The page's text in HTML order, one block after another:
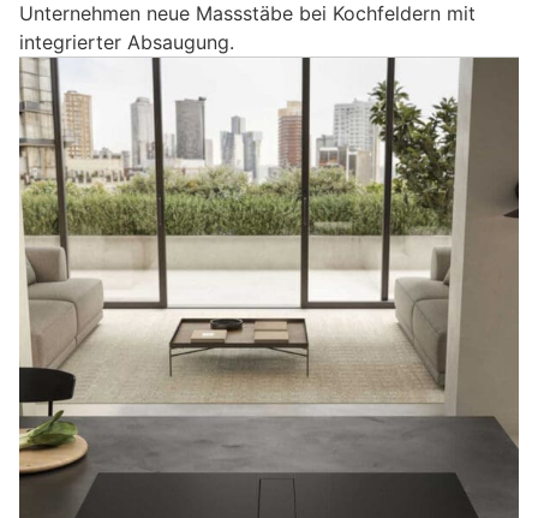
Unternehmen neue Massstäbe bei Kochfeldern mit
integrierter Absaugung.